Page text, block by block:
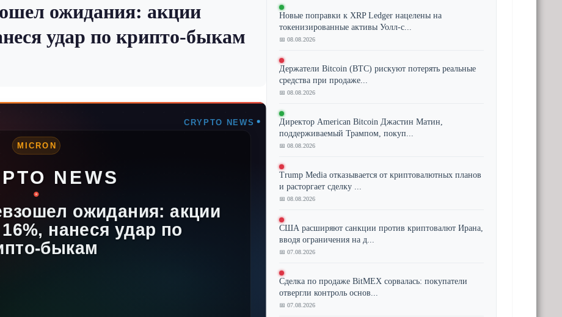
ожидания: акции
удар по крипто-быкам
Новые поправки к XRP Ledger нацелены на
токенизированные активы Уолл-с...
📅 08.08.2026
Держатели Bitcoin (BTC) рискуют потерять реальные
средства при продаже...
📅 08.08.2026
Директор American Bitcoin Джастин Матин,
поддерживаемый Трампом, покуп...
📅 08.08.2026
Trump Media отказывается от криптовалютных планов
и расторгает сделку ...
📅 08.08.2026
США расширяют санкции против криптовалют Ирана,
вводя ограничения на д...
📅 07.08.2026
Сделка по продаже BitMEX сорвалась: покупатели
отвергли контроль основ...
📅 07.08.2026